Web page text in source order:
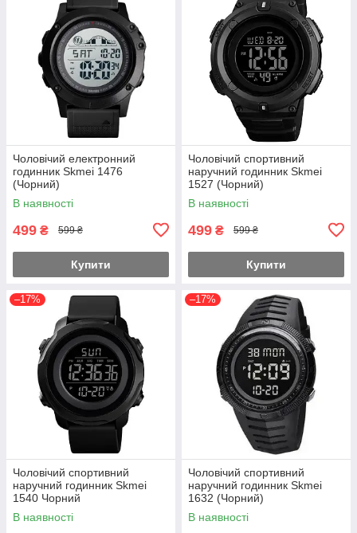
Чоловічий електронний
годинник Skmei 1476
(Чорний)
В наявності
499 ₴ 599 ₴
Купити
Чоловічий спортивний
наручний годинник Skmei
1527 (Чорний)
В наявності
499 ₴ 599 ₴
Купити
–17%
Чоловічий спортивний
наручний годинник Skmei
1540 Чорний
В наявності
–17%
Чоловічий спортивний
наручний годинник Skmei
1632 (Чорний)
В наявності